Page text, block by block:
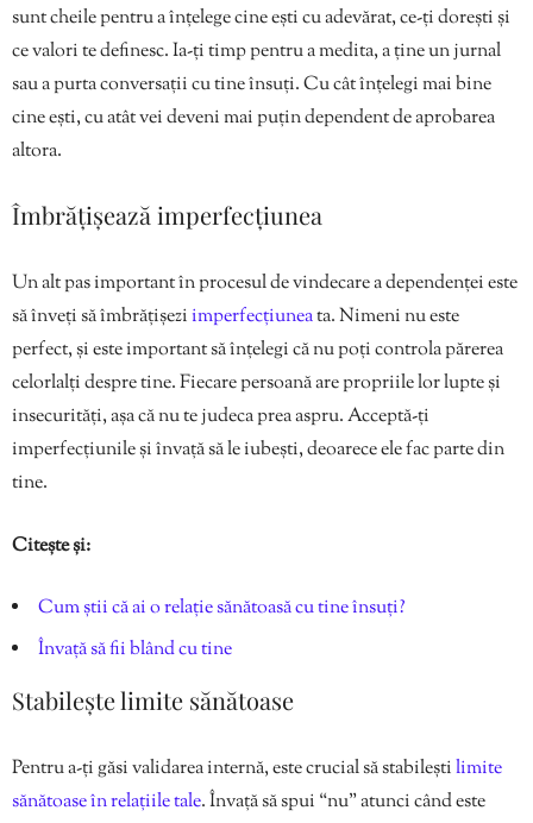
sunt cheile pentru a înțelege cine ești cu adevărat, ce-ți dorești și
ce valori te definesc. Ia-ți timp pentru a medita, a ține un jurnal
sau a purta conversații cu tine însuți. Cu cât înțelegi mai bine
cine ești, cu atât vei deveni mai puțin dependent de aprobarea
altora.
Îmbrățișează imperfecțiunea
Un alt pas important în procesul de vindecare a dependenței este
să înveți să îmbrățișeziimperfecțiuneata. Nimeni nu este
perfect, și este important să înțelegi că nu poți controla părerea
celorlalți despre tine. Fiecare persoană are propriile lor lupte și
insecurități, așa că nu te judeca prea aspru. Acceptă-ți
imperfecțiunile și învață să le iubești, deoarece ele fac parte din
tine.
Citește și:
Cum știi că ai o relație sănătoasă cu tine însuți?
Învață să fii blând cu tine
Stabilește limite sănătoase
Pentru a-ți găsi validarea internă, este crucial să stabileștilimite
sănătoase în relațiile tale. Învață să spui “nu” atunci când este